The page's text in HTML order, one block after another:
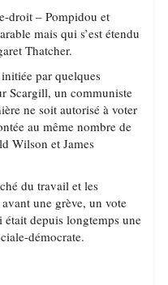
droit – Pompidou et
mais qui s’est étendu
Thatcher.
par quelques
Scargill, un communiste
ne soit autorisé à voter
au même nombre de
Wilson et James
du travail et les
une grève, un vote
depuis longtemps une
démocrate.